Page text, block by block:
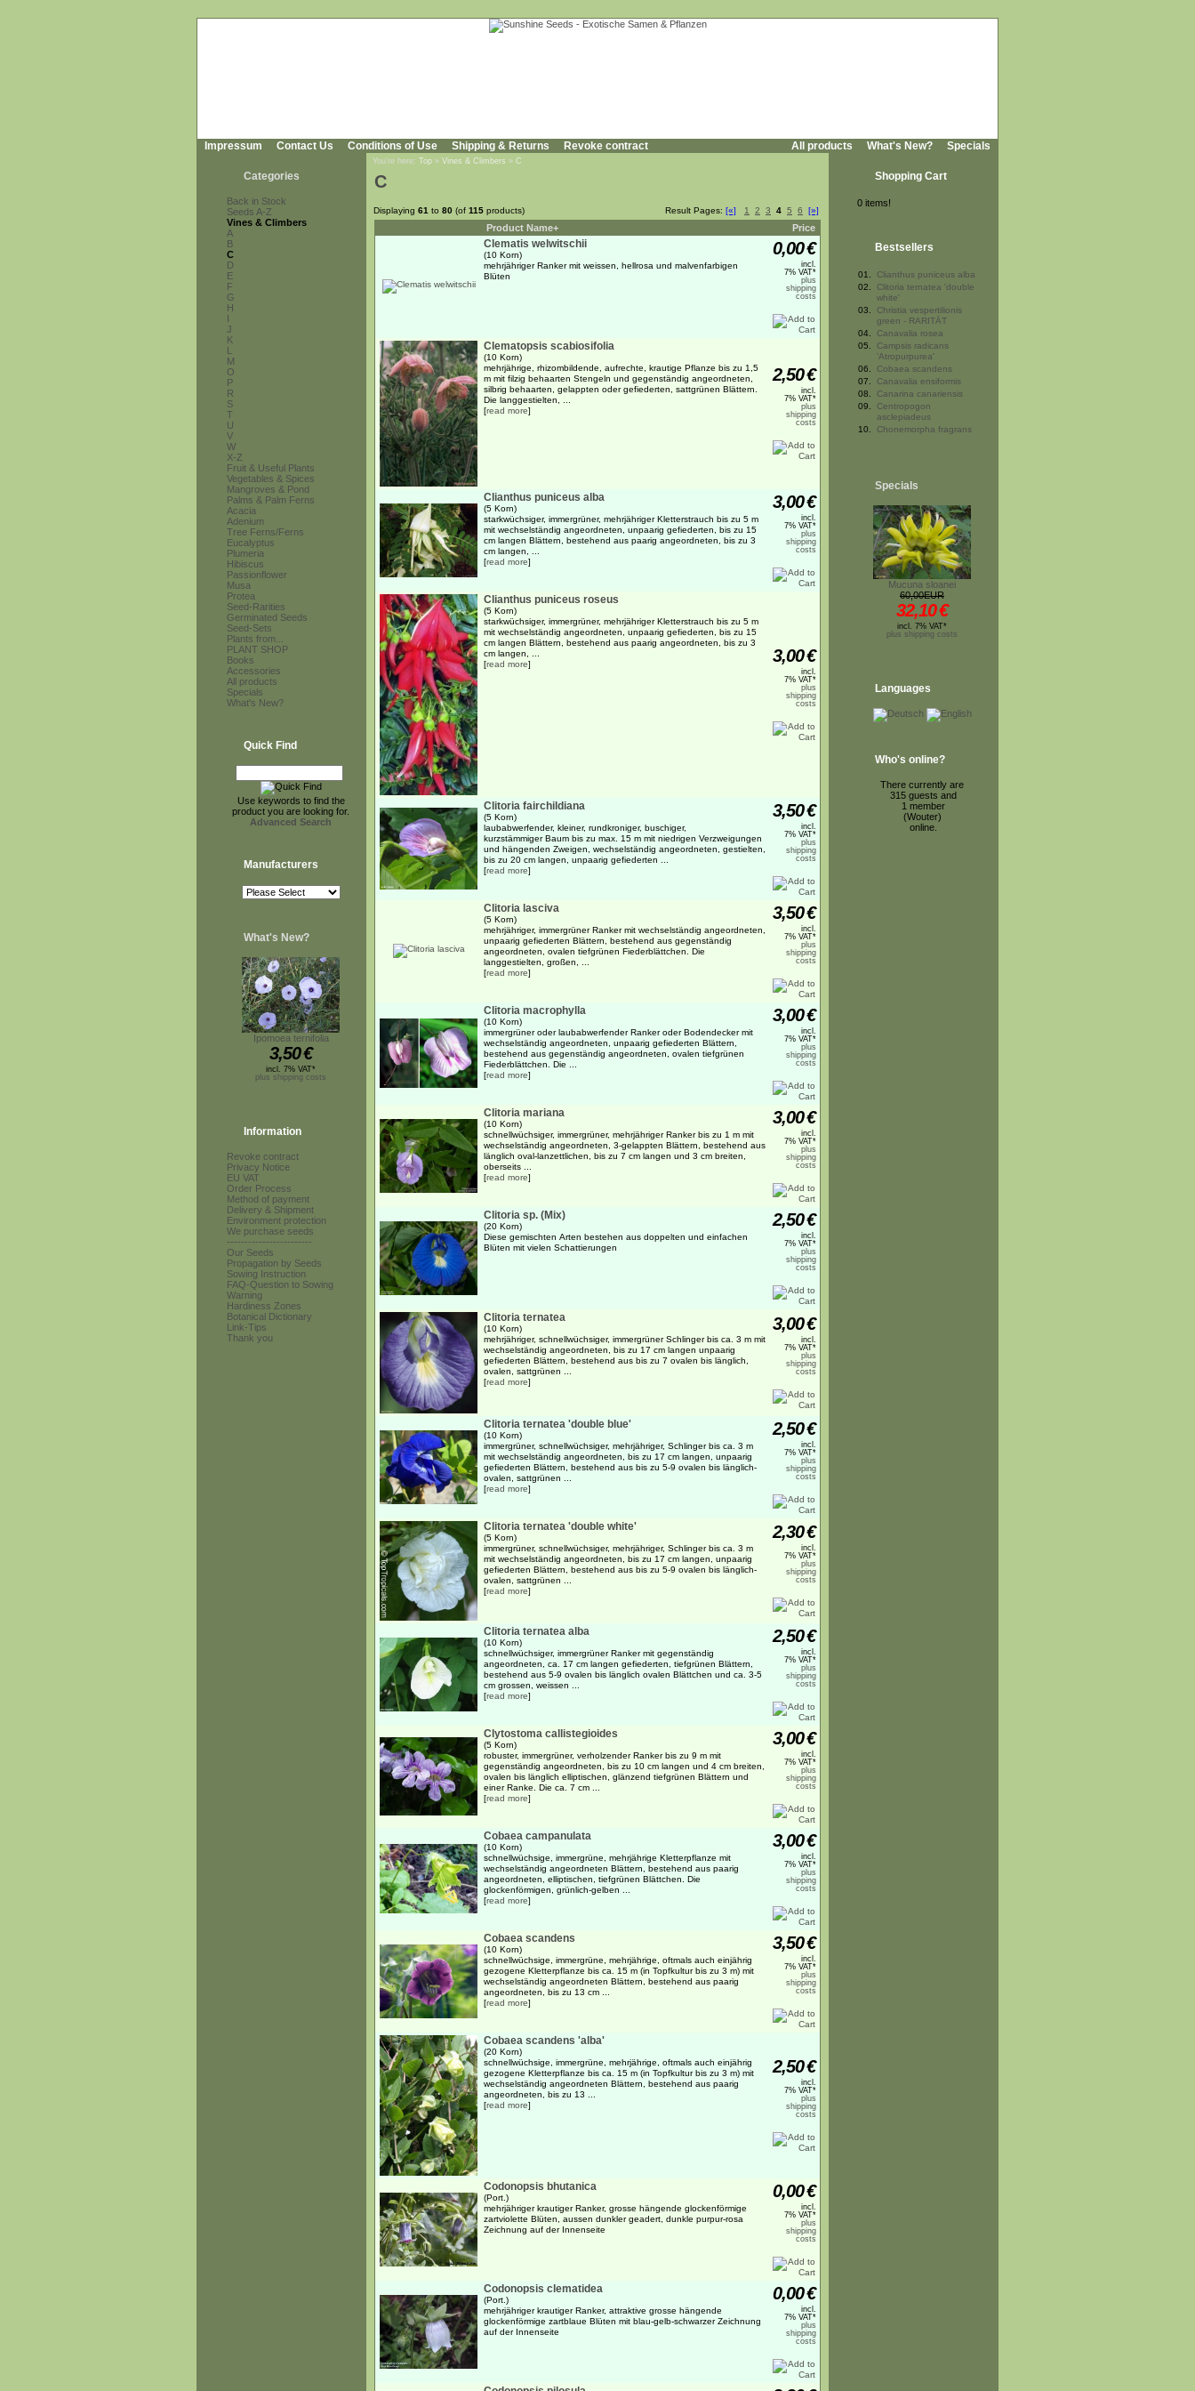
Impressum Contact Us Conditions of Use Shipping & Returns Revoke contract All products What's New? Specials
Categories
Back in Stock
Seeds A-Z
Vines & Climbers
A
B
C
D
E
F
G
H
I
J
K
L
M
O
P
R
S
T
U
V
W
X-Z
Fruit & Useful Plants
Vegetables & Spices
Mangroves & Pond
Palms & Palm Ferns
Acacia
Adenium
Tree Ferns/Ferns
Eucalyptus
Plumeria
Hibiscus
Passionflower
Musa
Protea
Seed-Rarities
Germinated Seeds
Seed-Sets
Plants from...
PLANT SHOP
Books
Accessories
All products
Specials
What's New?
Quick Find
Use keywords to find the
product you are looking for.
Advanced Search
Manufacturers
What's New?
Ipomoea ternifolia
3,50€
incl. 7% VAT*
plus shipping costs
Information
Revoke contract
Privacy Notice
EU VAT
Order Process
Method of payment
Delivery & Shipment
Environment protection
We purchase seeds
------------------------
Our Seeds
Propagation by Seeds
Sowing Instruction
FAQ-Question to Sowing
Warning
Hardiness Zones
Botanical Dictionary
Link-Tips
Thank you
You're here: Top » Vines & Climbers » C
C
Displaying 61 to 80 (of 115 products) Result Pages: [«] 1 2 3 4 5 6 [»]
Product Name+ Price
Clematis welwitschii
(10 Korn)
mehrjähriger Ranker mit weissen, hellrosa und malvenfarbigen
Blüten
0,00€
incl.
7% VAT*
plus
shipping
costs
Clematopsis scabiosifolia
(10 Korn)
mehrjährige, rhizombildende, aufrechte, krautige Pflanze bis zu 1,5
m mit filzig behaarten Stengeln und gegenständig angeordneten,
silbrig behaarten, gelappten oder gefiederten, sattgrünen Blättern.
Die langgestielten, ...
[read more]
2,50€
incl.
7% VAT*
plus
shipping
costs
Clianthus puniceus alba
(5 Korn)
starkwüchsiger, immergrüner, mehrjähriger Kletterstrauch bis zu 5 m
mit wechselständig angeordneten, unpaarig gefiederten, bis zu 15
cm langen Blättern, bestehend aus paarig angeordneten, bis zu 3
cm langen, ...
[read more]
3,00€
incl.
7% VAT*
plus
shipping
costs
Clianthus puniceus roseus
(5 Korn)
starkwüchsiger, immergrüner, mehrjähriger Kletterstrauch bis zu 5 m
mit wechselständig angeordneten, unpaarig gefiederten, bis zu 15
cm langen Blättern, bestehend aus paarig angeordneten, bis zu 3
cm langen, ...
[read more] 3,00€
incl.
7% VAT*
plus
shipping
costs
Clitoria fairchildiana
(5 Korn)
laubabwerfender, kleiner, rundkroniger, buschiger,
kurzstämmiger Baum bis zu max. 15 m mit niedrigen Verzweigungen
und hängenden Zweigen, wechselständig angeordneten, gestielten,
bis zu 20 cm langen, unpaarig gefiederten ...
[read more]
3,50€
incl.
7% VAT*
plus
shipping
costs
Clitoria lasciva
(5 Korn)
mehrjähriger, immergrüner Ranker mit wechselständig angeordneten,
unpaarig gefiederten Blättern, bestehend aus gegenständig
angeordneten, ovalen tiefgrünen Fiederblättchen. Die
langgestielten, großen, ...
[read more]
3,50€
incl.
7% VAT*
plus
shipping
costs
Clitoria macrophylla
(10 Korn)
immergrüner oder laubabwerfender Ranker oder Bodendecker mit
wechselständig angeordneten, unpaarig gefiederten Blättern,
bestehend aus gegenständig angeordneten, ovalen tiefgrünen
Fiederblättchen. Die ...
[read more]
3,00€
incl.
7% VAT*
plus
shipping
costs
Clitoria mariana
(10 Korn)
schnellwüchsiger, immergrüner, mehrjähriger Ranker bis zu 1 m mit
wechselständig angeordneten, 3-gelappten Blättern, bestehend aus
länglich oval-lanzettlichen, bis zu 7 cm langen und 3 cm breiten,
oberseits ...
[read more]
3,00€
incl.
7% VAT*
plus
shipping
costs
Clitoria sp. (Mix)
(20 Korn)
Diese gemischten Arten bestehen aus doppelten und einfachen
Blüten mit vielen Schattierungen
2,50€
incl.
7% VAT*
plus
shipping
costs
Clitoria ternatea
(10 Korn)
mehrjähriger, schnellwüchsiger, immergrüner Schlinger bis ca. 3 m mit
wechselständig angeordneten, bis zu 17 cm langen unpaarig
gefiederten Blättern, bestehend aus bis zu 7 ovalen bis länglich,
ovalen, sattgrünen ...
[read more]
3,00€
incl.
7% VAT*
plus
shipping
costs
Clitoria ternatea 'double blue'
(10 Korn)
immergrüner, schnellwüchsiger, mehrjähriger, Schlinger bis ca. 3 m
mit wechselständig angeordneten, bis zu 17 cm langen, unpaarig
gefiederten Blättern, bestehend aus bis zu 5-9 ovalen bis länglich-
ovalen, sattgrünen ...
[read more]
2,50€
incl.
7% VAT*
plus
shipping
costs
Clitoria ternatea 'double white'
(5 Korn)
immergrüner, schnellwüchsiger, mehrjähriger, Schlinger bis ca. 3 m
mit wechselständig angeordneten, bis zu 17 cm langen, unpaarig
gefiederten Blättern, bestehend aus bis zu 5-9 ovalen bis länglich-
ovalen, sattgrünen ...
[read more]
2,30€
incl.
7% VAT*
plus
shipping
costs
Clitoria ternatea alba
(10 Korn)
schnellwüchsiger, immergrüner Ranker mit gegenständig
angeordneten, ca. 17 cm langen gefiederten, tiefgrünen Blättern,
bestehend aus 5-9 ovalen bis länglich ovalen Blättchen und ca. 3-5
cm grossen, weissen ...
[read more]
2,50€
incl.
7% VAT*
plus
shipping
costs
Clytostoma callistegioides
(5 Korn)
robuster, immergrüner, verholzender Ranker bis zu 9 m mit
gegenständig angeordneten, bis zu 10 cm langen und 4 cm breiten,
ovalen bis länglich elliptischen, glänzend tiefgrünen Blättern und
einer Ranke. Die ca. 7 cm ...
[read more]
3,00€
incl.
7% VAT*
plus
shipping
costs
Cobaea campanulata
(10 Korn)
schnellwüchsige, immergrüne, mehrjährige Kletterpflanze mit
wechselständig angeordneten Blättern, bestehend aus paarig
angeordneten, elliptischen, tiefgrünen Blättchen. Die
glockenförmigen, grünlich-gelben ...
[read more]
3,00€
incl.
7% VAT*
plus
shipping
costs
Cobaea scandens
(10 Korn)
schnellwüchsige, immergrüne, mehrjährige, oftmals auch einjährig
gezogene Kletterpflanze bis ca. 15 m (in Topfkultur bis zu 3 m) mit
wechselständig angeordneten Blättern, bestehend aus paarig
angeordneten, bis zu 13 cm ...
[read more]
3,50€
incl.
7% VAT*
plus
shipping
costs
Cobaea scandens 'alba'
(20 Korn)
schnellwüchsige, immergrüne, mehrjährige, oftmals auch einjährig
gezogene Kletterpflanze bis ca. 15 m (in Topfkultur bis zu 3 m) mit
wechselständig angeordneten Blättern, bestehend aus paarig
angeordneten, bis zu 13 ...
[read more]
2,50€
incl.
7% VAT*
plus
shipping
costs
Codonopsis bhutanica
(Port.)
mehrjähriger krautiger Ranker, grosse hängende glockenförmige
zartviolette Blüten, aussen dunkler geadert, dunkle purpur-rosa
Zeichnung auf der Innenseite
0,00€
incl.
7% VAT*
plus
shipping
costs
Codonopsis clematidea
(Port.)
mehrjähriger krautiger Ranker, attraktive grosse hängende
glockenförmige zartblaue Blüten mit blau-gelb-schwarzer Zeichnung
auf der Innenseite
0,00€
incl.
7% VAT*
plus
shipping
costs
Shopping Cart
0 items!
Bestsellers
01.
Clianthus puniceus alba
02.
Clitoria ternatea 'double
white'
03.
Christia vespertilionis
green - RARITÄT
04.
Canavalia rosea
05.
Campsis radicans
'Atropurpurea'
06.
Cobaea scandens
07.
Canavalia ensiformis
08.
Canarina canariensis
09.
Centropogon
asclepiadeus
10.
Chonemorpha fragrans
Specials
Mucuna sloanei
60,00EUR
32,10€
incl. 7% VAT*
plus shipping costs
Languages
Who's online?
There currently are
315 guests and
1 member
(Wouter)
online.